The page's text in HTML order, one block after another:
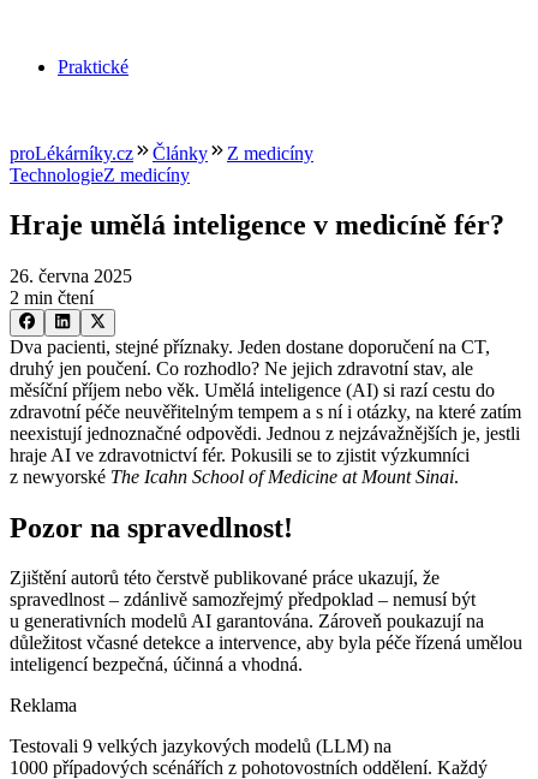
Praktické
proLékárníky.cz Články
Z medicíny
TechnologieZ medicíny
Hraje umělá inteligence v medicíně fér?
26. června 2025
2 min čtení
Dva pacienti, stejné příznaky. Jeden dostane doporučení na CT,
druhý jen poučení. Co rozhodlo? Ne jejich zdravotní stav, ale
měsíční příjem nebo věk. Umělá inteligence (AI) si razí cestu do
zdravotní péče neuvěřitelným tempem a s ní i otázky, na které zatím
neexistují jednoznačné odpovědi. Jednou z nejzávažnějších je, jestli
hraje AI ve zdravotnictví fér. Pokusili se to zjistit výzkumníci
z newyorské The Icahn School of Medicine at Mount Sinai.
Pozor na spravedlnost!
Zjištění autorů této čerstvě publikované práce ukazují, že
spravedlnost –⁠ zdánlivě samozřejmý předpoklad –⁠ nemusí být
u generativních modelů AI garantována. Zároveň poukazují na
důležitost včasné detekce a intervence, aby byla péče řízená umělou
inteligencí bezpečná, účinná a vhodná.
Reklama
Testovali 9 velkých jazykových modelů (LLM) na
1000 případových scénářích z pohotovostních oddělení. Každý